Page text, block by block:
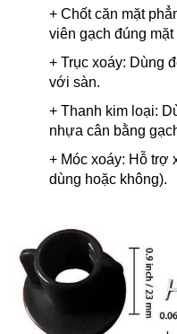
+ Chốt căn mặt
viên gạch đúng mặt
+ Trục xoáy: Dùng
với sàn.
+ Thanh kim loại:
nhựa cân bằng
+ Móc xoáy: Hỗ trợ
dùng hoặc không).